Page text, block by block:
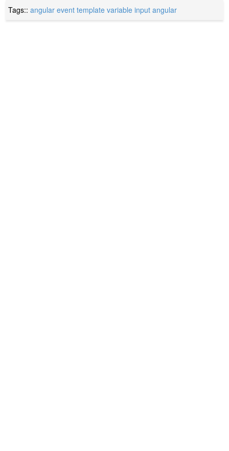
Tags::angular event template variable input angular